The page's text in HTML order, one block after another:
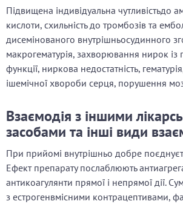
Підвищена індивідуальна чутливістьдо
кислоти, схильність до тромбозів та
дисемінованого внутрішньосудинного
макрогематурія, захворювання нирок
функції, ниркова недостатність,
ішемічної хвороби серця, порушення
Взаємодія з іншими
засобами та інші види
При прийомі внутрішньо добре
Ефект препарату послаблюють
антикоагулянти прямої і непрямої дії.
з естрогенвмісними контрацептивами,